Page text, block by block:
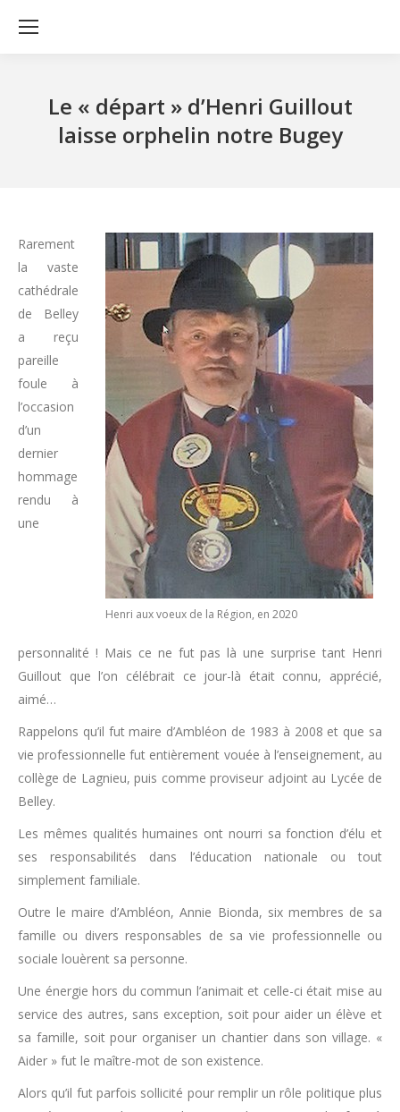
Le « départ » d’Henri Guillout
laisse orphelin notre Bugey
Henri aux voeux de la Région, en 2020
Rarement
la vaste
cathédrale
de Belley
a reçu
pareille
foule à
l’occasion
d’un
dernier
hommage
rendu à
une
personnalité ! Mais ce ne fut pas là une surprise tant Henri
Guillout que l’on célébrait ce jour-là était connu, apprécié,
aimé…
Rappelons qu’il fut maire d’Ambléon de 1983 à 2008 et que sa
vie professionnelle fut entièrement vouée à l’enseignement, au
collège de Lagnieu, puis comme proviseur adjoint au Lycée de
Belley.
Les mêmes qualités humaines ont nourri sa fonction d’élu et
ses responsabilités dans l’éducation nationale ou tout
simplement familiale.
Outre le maire d’Ambléon, Annie Bionda, six membres de sa
famille ou divers responsables de sa vie professionnelle ou
sociale louèrent sa personne.
Une énergie hors du commun l’animait et celle-ci était mise au
service des autres, sans exception, soit pour aider un élève et
sa famille, soit pour organiser un chantier dans son village. «
Aider » fut le maître-mot de son existence.
Alors qu’il fut parfois sollicité pour remplir un rôle politique plus